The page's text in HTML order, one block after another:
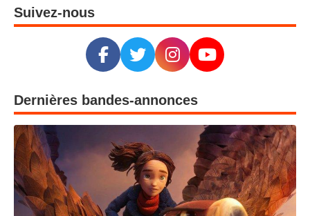
Suivez-nous
Dernières bandes-annonces